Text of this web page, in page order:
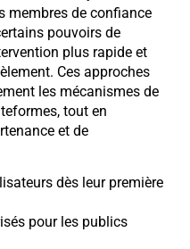
membres de confiance
pouvoirs de
plus rapide et
Ces approches
les mécanismes de
tout en
et de
dès leur première
pour les publics